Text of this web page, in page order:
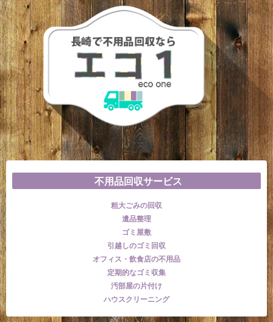
不用品回収サービス
粗大ごみの回収
遺品整理
ゴミ屋敷
引越しのゴミ回収
オフィス・飲食店の不用品
定期的なゴミ収集
汚部屋の片付け
ハウスクリーニング